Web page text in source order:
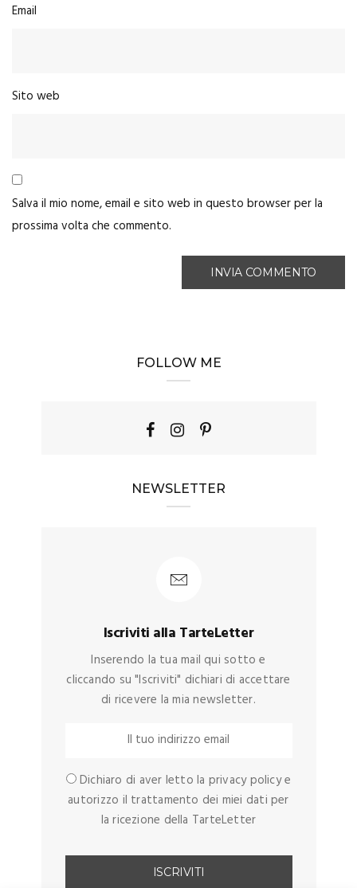
Email
Sito web
Salva il mio nome, email e sito web in questo browser per la
prossima volta che commento.
FOLLOW ME
NEWSLETTER
Iscriviti alla TarteLetter
Inserendo la tua mail qui sotto e
cliccando su "Iscriviti" dichiari di accettare
di ricevere la mia newsletter.
Dichiaro di aver letto la privacy policy e
autorizzo il trattamento dei miei dati per
la ricezione della TarteLetter